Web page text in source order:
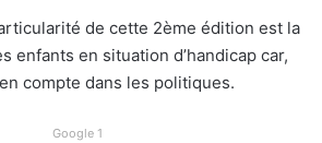
de cette 2ème édition est la
enfants en situation d’handicap car,
compte dans les politiques.
Google 1